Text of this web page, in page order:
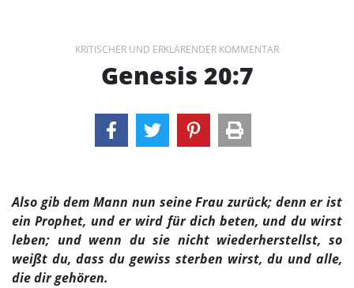
KRITISCHER UND ERKLÄRENDER KOMMENTAR
Genesis 20:7
Also gib dem Mann nun seine Frau zurück; denn er ist
ein Prophet, und er wird für dich beten, und du wirst
leben; und wenn du sie nicht wiederherstellst, so
weißt du, dass du gewiss sterben wirst, du und alle,
die dir gehören.